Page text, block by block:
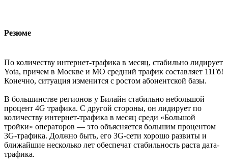
Резюме
По количеству интернет-трафика в месяц, стабильно лидирует
Yota, причем в Москве и МО средний трафик составляет 11Гб!
Конечно, ситуация изменится с ростом абонентской базы.
В большинстве регионов у Билайн стабильно небольшой
процент 4G трафика. С другой стороны, он лидирует по
количеству интернет-трафика в месяц среди «Большой
тройки» операторов — это объясняется большим процентом
3G-трафика. Должно быть, его 3G-сети хорошо развиты и
ближайшие несколько лет обеспечат стабильность раста дата-
трафика.